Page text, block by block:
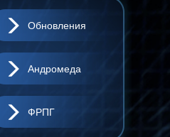
Обновления
Андромеда
ФРПГ